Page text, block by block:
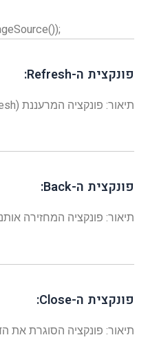
פונקצית ה-Refresh:
תיאור: פונקציה המרעננת (refresh) את הדף בו אנו נמצאים
פונקצית ה-Back:
תיאור: פונקציה המחזירה
פונקצית ה-Close:
תיאור: פונקציה הסוגרת את